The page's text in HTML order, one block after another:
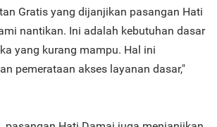
Gratis yang dijanjikan pasangan Hati
nantikan. Ini adalah kebutuhan dasar
yang kurang mampu. Hal ini
pemerataan akses layanan dasar,"